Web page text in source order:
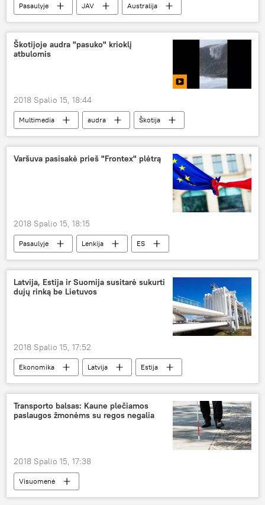
Pasaulyje JAV
Australija
katinas
Škotijoje audra "pasuko" krioklį
atbulomis
2018 Spalio 15, 18:44
Multimedia audra
Škotija
krioklys
Varšuva pasisakė prieš "Frontex" plėtrą
2018 Spalio 15, 18:15
Pasaulyje Lenkija
ES
Frontex
Latvija, Estija ir Suomija susitarė sukurti
dujų rinką be Lietuvos
2018 Spalio 15, 17:52
Ekonomika Latvija
Estija
Suomija
Lietuva dujos
Transporto balsas: Kaune plečiamos
paslaugos žmonėms su regos negalia
2018 Spalio 15, 17:38
Visuomenė